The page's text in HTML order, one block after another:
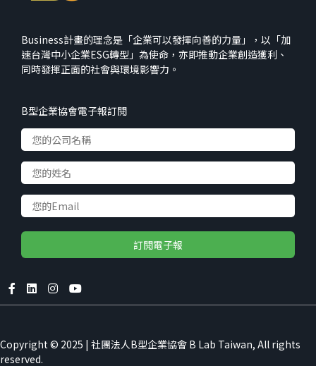
Business計畫的理念是「企業可以發揮向善的力量」，以「加
速台灣中小企業ESG轉型」為使命，亦即推動企業創造獲利、
同時發揮正面的社會與環境影響力。
B型企業協會電子報訂閱
Copyright © 2025 | 社團法人B型企業協會 B Lab Taiwan, All rights
reserved.
We use cookies to improve your
experience on our website
Accept